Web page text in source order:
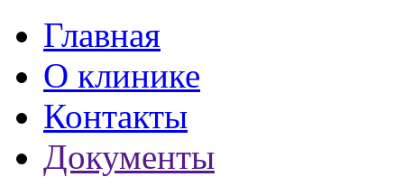
Главная
О клинике
Контакты
Документы